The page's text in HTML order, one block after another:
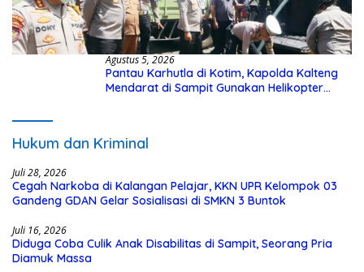
Agustus 5, 2026
Pantau Karhutla di Kotim, Kapolda Kalteng
Mendarat di Sampit Gunakan Helikopter
Hukum dan Kriminal
Juli 28, 2026
Cegah Narkoba di Kalangan Pelajar, KKN UPR Kelompok 03
Gandeng GDAN Gelar Sosialisasi di SMKN 3 Buntok
Juli 16, 2026
Diduga Coba Culik Anak Disabilitas di Sampit, Seorang Pria
Diamuk Massa